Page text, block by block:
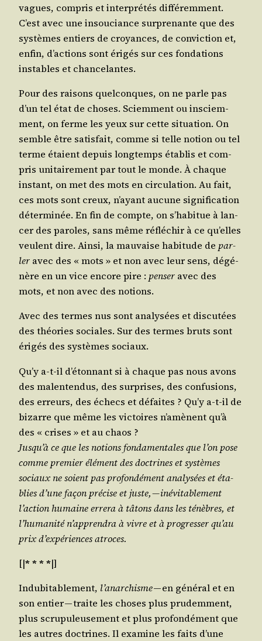
vagues, com­pris et inter­pré­tés dif­fé­rem­ment.
C’est avec une insou­ciance sur­pre­nante que des
sys­tèmes entiers de croyances, de convic­tion et,
enfin, d’actions sont éri­gés sur ces fon­da­tions
instables et chancelantes.
Pour des rai­sons quel­conques, on ne parle pas
d’un tel état de choses. Sciem­ment ou ins­ciem­
ment, on ferme les yeux sur cette situa­tion. On
semble être satis­fait, comme si telle notion ou tel
terme étaient depuis long­temps éta­blis et com­
pris uni­tai­re­ment par tout le monde. À chaque
ins­tant, on met des mots en cir­cu­la­tion. Au fait,
ces mots sont creux, n’ayant aucune signi­fi­ca­tion
déter­mi­née. En fin de compte, on s’habitue à lan­
cer des paroles, sans même réflé­chir à ce qu’elles
veulent dire. Ain­si, la mau­vaise habi­tude de par­
ler avec des « mots » et non avec leur sens, dégé­
nère en un vice encore pire : pen­ser avec des
mots, et non avec des notions.
Avec des termes nus sont ana­ly­sées et dis­cu­tées
des théo­ries sociales. Sur des termes bruts sont
éri­gés des sys­tèmes sociaux.
Qu’y a‑t-il d’étonnant si à chaque pas nous avons
des mal­en­ten­dus, des sur­prises, des confu­sions,
des erreurs, des échecs et défaites ? Qu’y a‑t-il de
bizarre que même les vic­toires n’amènent qu’à
des « crises » et au chaos ?
Jusqu’à ce que les notions fon­da­men­tales que l’on pose
comme pre­mier élé­ment des doc­trines et sys­tèmes
sociaux ne soient pas pro­fon­dé­ment ana­ly­sées et éta­
blies d’une façon pré­cise et juste, — inévi­ta­ble­ment
l’action humaine erre­ra à tâtons dans les ténèbres, et
l’humanité n’apprendra à vivre et à pro­gres­ser qu’au
prix d’expériences atroces.
[|* * * *|]
Indu­bi­ta­ble­ment, l’anarchisme— en géné­ral et en
son entier — traite les choses plus pru­dem­ment,
plus scru­pu­leu­se­ment et plus pro­fon­dé­ment que
les autres doc­trines. Il exa­mine les faits d’une